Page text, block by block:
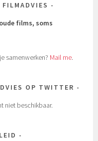
FILMADVIES
films, soms
samenwerken? Mail me.
OP TWITTER
niet beschikbaar.